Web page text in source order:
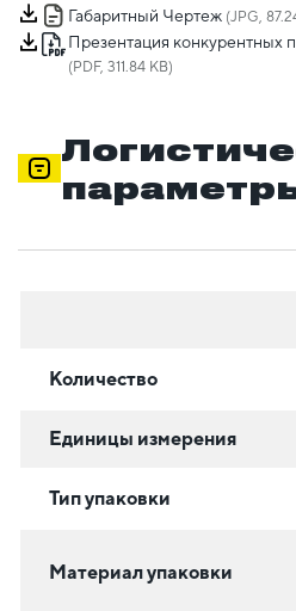
Габаритный Чертеж (JPG,
Презентация конкурентных
(PDF, 311.84 KB)
Количество
Единицы измерения
Тип упаковки
Материал упаковки